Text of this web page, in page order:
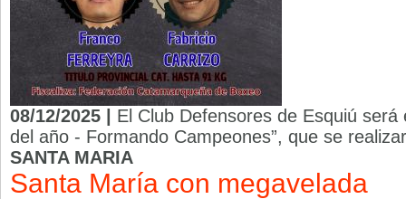
08/12/2025 | El Club Defensores de Esquiú
del año - Formando Campeones”, que se
SANTA MARIA
Santa María con megavelada